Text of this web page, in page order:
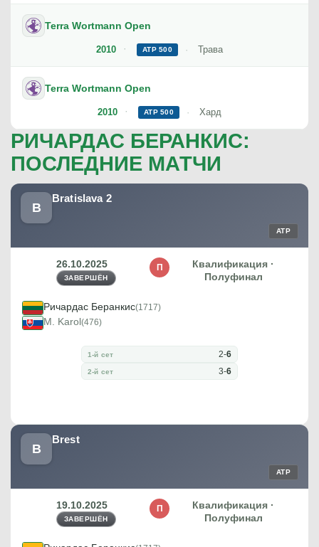
2010
Terra Wortmann Open
ATP 500 Трава
2010
Terra Wortmann Open
ATP 500 Хард
РИЧАРДАС БЕРАНКИС:
ПОСЛЕДНИЕ МАТЧИ
B
Bratislava 2
ATP
26.10.2025
ЗАВЕРШЁН
Квалификация ·
Полуфинал
П
Ричардас Беранкис(1717)
M. Karol(476)
1-й сет 2-6
2-й сет 3-6
B
Brest
ATP
19.10.2025
ЗАВЕРШЁН
Квалификация ·
Полуфинал
П